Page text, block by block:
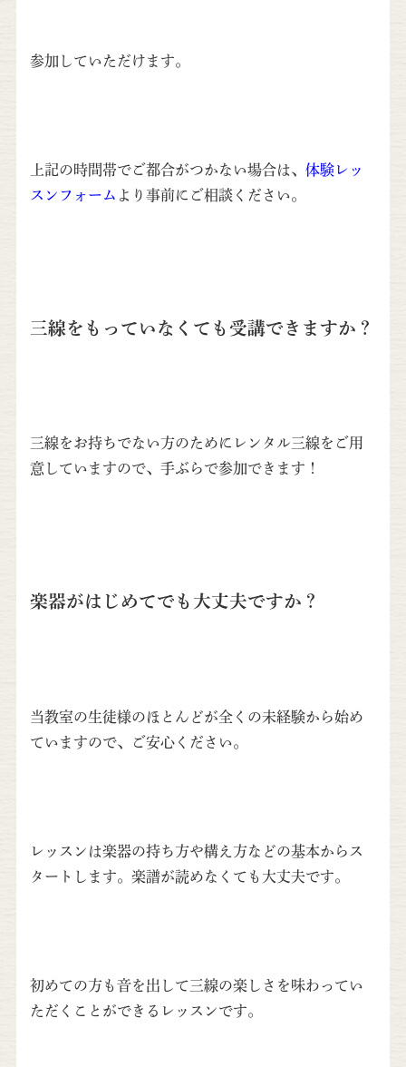
参加していただけます。
上記の時間帯でご都合がつかない場合は、 体験レッ
スンフォーム より事前にご相談ください。
三線をもっていなくても受講できますか？
三線をお持ちでない方のためにレンタル三線をご用
意していますので、手ぶらで参加できます！
楽器がはじめてでも大丈夫ですか？
当教室の生徒様のほとんどが全くの未経験から始め
ていますので、ご安心ください。
レッスンは楽器の持ち方や構え方などの基本からス
タートします。楽譜が読めなくても大丈夫です。
初めての方も音を出して三線の楽しさを味わってい
ただくことができるレッスンです。